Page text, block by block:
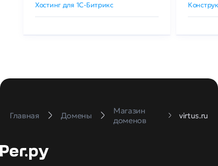
Хостинг для 1C-Битрикс
Главная Домены
Магазин
доменов
virtus.ru